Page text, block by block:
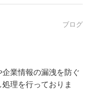
ブログ
業情報の漏洩を防ぐ
理を行っておりま